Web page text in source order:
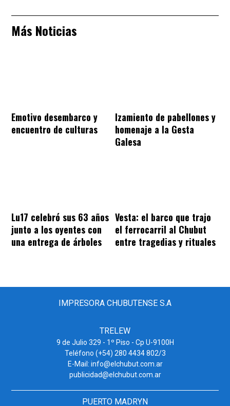
Más Noticias
Emotivo desembarco y
encuentro de culturas
Izamiento de pabellones y
homenaje a la Gesta
Galesa
Lu17 celebró sus 63 años
junto a los oyentes con
una entrega de árboles
Vesta: el barco que trajo
el ferrocarril al Chubut
entre tragedias y rituales
IMPRESORA CHUBUTENSE S.A
TRELEW
9 de Julio 329 - 1º Piso - Cp U-9100H
Teléfono (+54) 280 4434 802/3
E-Mail: info@elchubut.com.ar
publicidad@elchubut.com.ar
PUERTO MADRYN